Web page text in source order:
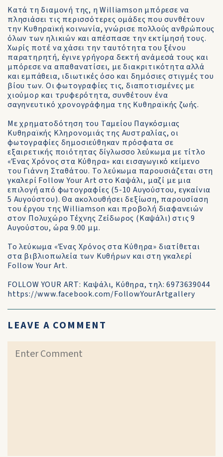
Κατά τη διαμονή της, η Williamson μπόρεσε να
πλησιάσει τις περισσότερες ομάδες που συνθέτουν
την Κυθηραϊκή κοινωνία, γνώρισε πολλούς ανθρώπους
όλων των ηλικιών και απέσπασε την εκτίμησή τους.
Χωρίς ποτέ να χάσει την ταυτότητα του ξένου
παρατηρητή, έγινε γρήγορα δεκτή ανάμεσά τους και
μπόρεσε να απαθανατίσει, με διακριτικότητα αλλά
και εμπάθεια, ιδιωτικές όσο και δημόσιες στιγμές του
βίου των. Οι φωτογραφίες τις, διαποτισμένες με
χιούμορ και τρυφερότητα, συνθέτουν ένα
σαγηνευτικό χρονογράφημα της Κυθηραϊκής ζωής.
Με χρηματοδότηση του Ταμείου Παγκόσμιας
Κυθηραϊκής Κληρονομιάς της Αυστραλίας, οι
φωτογραφίες δημοσιεύθηκαν πρόσφατα σε
εξαιρετικής ποιότητας δίγλωσσο λεύκωμα με τίτλο
«Ένας Χρόνος στα Κύθηρα» και εισαγωγικό κείμενο
του Γιάννη Σταθάτου. Το λεύκωμα παρουσιάζεται στη
γκαλερί Follow Your Art στο Καψάλι, μαζί με μια
επιλογή από φωτογραφίες (5-10 Αυγούστου, εγκαίνια
5 Αυγούστου). Θα ακολουθήσει δεξίωση, παρουσίαση
του έργου της Williamson και προβολή διαφανειών
στον Πολυχώρο Τέχνης Ζείδωρος (Καψάλι) στις 9
Αυγούστου, ώρα 9.00 μμ.
Το λεύκωμα «Ένας Χρόνος στα Κύθηρα» διατίθεται
στα βιβλιοπωλεία των Κυθήρων και στη γκαλερί
Follow Your Art.
FOLLOW YOUR ART: Καψάλι, Κύθηρα, τηλ: 6973639044
https://www.facebook.com/FollowYourArtgallery
LEAVE A COMMENT